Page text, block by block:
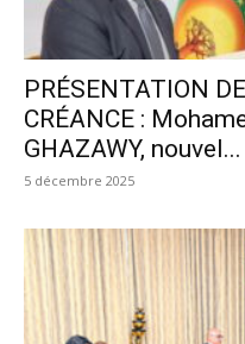
PRÉSENTATION
CRÉANCE :
GHAZAWY, nouvel...
5 décembre 2025